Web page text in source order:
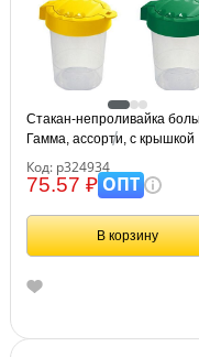
Стакан-непроливайка
Гамма, ассорти, с крышкой
Код: р324934
75.57 ₽ОПТ
В корзину